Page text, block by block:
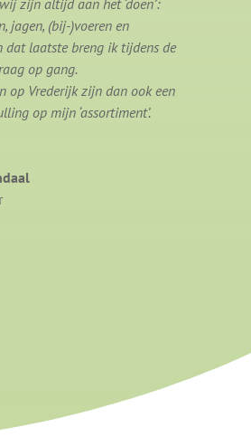
zijn altijd aan het ‘doen’:
jagen, (bij-)voeren en
dat laatste breng ik tijdens de
op gang.
op Vrederijk zijn dan ook een
op mijn ‘assortiment’.